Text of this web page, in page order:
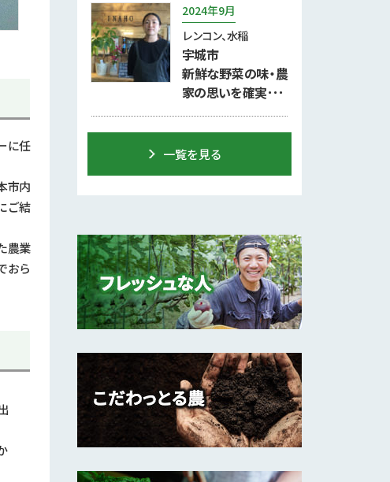
に任
市内
ご結
農業
おら
2024年9月
レンコン、水稲
宇城市
新鮮な野菜の味・農
家の思いを確実･･･
一覧を見る